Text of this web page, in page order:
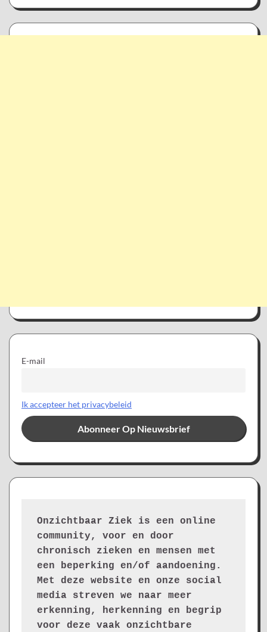
E-mail
Ik accepteer het privacybeleid
Onzichtbaar Ziek is een online
community, voor en door
chronisch zieken en mensen met
een beperking en/of aandoening.
Met deze website en onze social
media streven we naar meer
erkenning, herkenning en begrip
voor deze vaak onzichtbare